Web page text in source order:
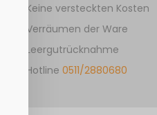
Keine versteckten Kosten
Verräumen der Ware
Leergutrücknahme
Hotline 0511/2880680